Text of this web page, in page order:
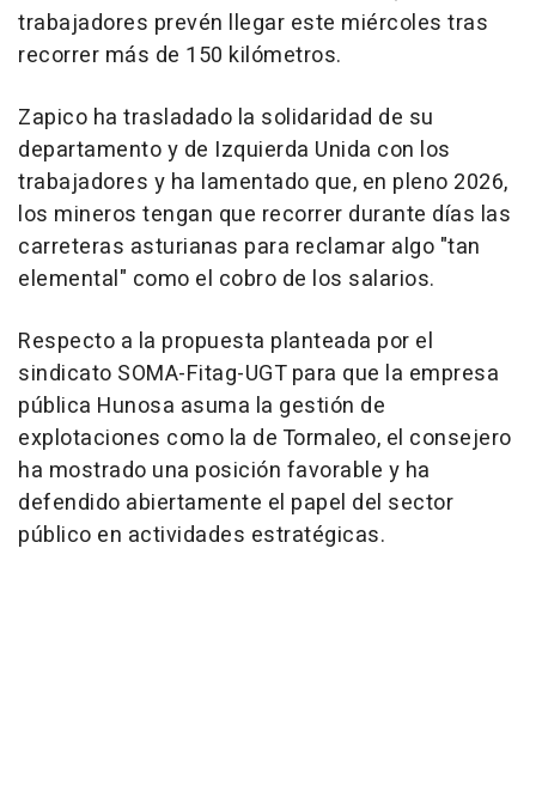
trabajadores prevén llegar este miércoles tras
recorrer más de 150 kilómetros.
Zapico ha trasladado la solidaridad de su
departamento y de Izquierda Unida con los
trabajadores y ha lamentado que, en pleno 2026,
los mineros tengan que recorrer durante días las
carreteras asturianas para reclamar algo "tan
elemental" como el cobro de los salarios.
Respecto a la propuesta planteada por el
sindicato SOMA-Fitag-UGT para que la empresa
pública Hunosa asuma la gestión de
explotaciones como la de Tormaleo, el consejero
ha mostrado una posición favorable y ha
defendido abiertamente el papel del sector
público en actividades estratégicas.